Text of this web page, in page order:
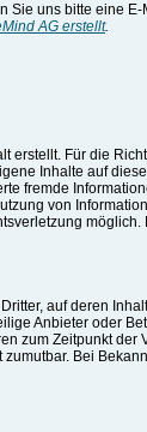
Sie uns bitte eine E-
AG erstellt.
erstellt. Für die
Inhalte auf
fremde
von
auf deren
Anbieter oder
zum Zeitpunkt
Bei